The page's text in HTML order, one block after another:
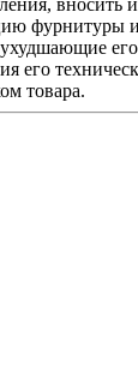
фурнитуры
его
товара.